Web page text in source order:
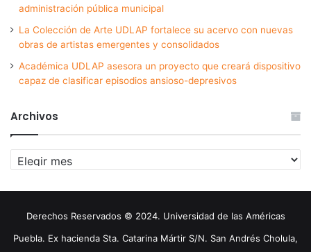
administración pública municipal
La Colección de Arte UDLAP fortalece su acervo con nuevas
obras de artistas emergentes y consolidados
Académica UDLAP asesora un proyecto que creará dispositivo
capaz de clasificar episodios ansioso-depresivos
Archivos
Archivos
Derechos Reservados © 2024. Universidad de las Américas
Puebla. Ex hacienda Sta. Catarina Mártir S/N. San Andrés Cholula,